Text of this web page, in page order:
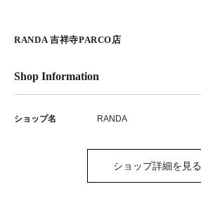
RANDA 吉祥寺PARCO店
Shop Information
ショップ名 RANDA
ショップ詳細を見る